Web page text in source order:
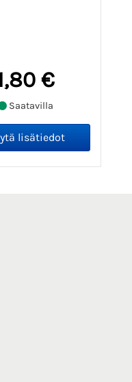
€
Saatavilla